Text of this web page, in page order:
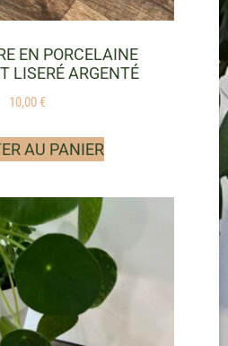
EN PORCELAINE
LISERÉ ARGENTÉ
10,00€
AU PANIER